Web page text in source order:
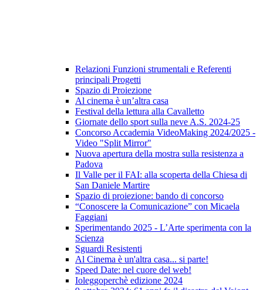
Relazioni Funzioni strumentali e Referenti
principali Progetti
Spazio di Proiezione
Al cinema è un’altra casa
Festival della lettura alla Cavalletto
Giornate dello sport sulla neve A.S. 2024-25
Concorso Accademia VideoMaking 2024/2025 -
Video "Split Mirror"
Nuova apertura della mostra sulla resistenza a
Padova
Il Valle per il FAI: alla scoperta della Chiesa di
San Daniele Martire
Spazio di proiezione: bando di concorso
“Conoscere la Comunicazione” con Micaela
Faggiani
Sperimentando 2025 - L’Arte sperimenta con la
Scienza
Sguardi Resistenti
Al Cinema è un'altra casa... si parte!
Speed Date: nel cuore del web!
Ioleggoperchè edizione 2024